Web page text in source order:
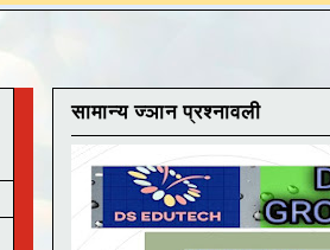
सामान्य ज्ञान प्रश्नावली